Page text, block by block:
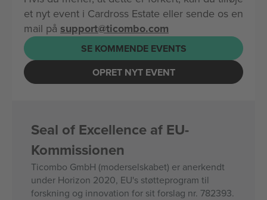
et nyt event i Cardross Estate eller sende os en
mail på support@ticombo.com
SE KOMMENDE EVENTS
OPRET NYT EVENT
Seal of Excellence af EU-
Kommissionen
Ticombo GmbH (moderselskabet) er anerkendt
under Horizon 2020, EU's støtteprogram til
forskning og innovation for sit forslag nr. 782393.